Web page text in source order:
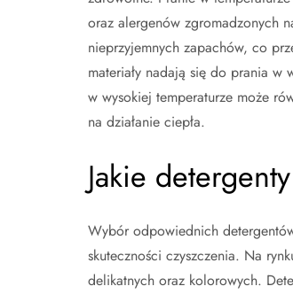
oraz alergenów zgromadzonych
nieprzyjemnych zapachów, co
materiały nadają się do prania w
w wysokiej temperaturze może
na działanie ciepła.
Jakie
Wybór odpowiednich
skuteczności czyszczenia. Na
delikatnych oraz kolorowych.